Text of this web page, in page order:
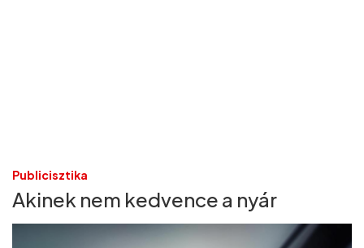
Publicisztika
Akinek nem kedvence a nyár